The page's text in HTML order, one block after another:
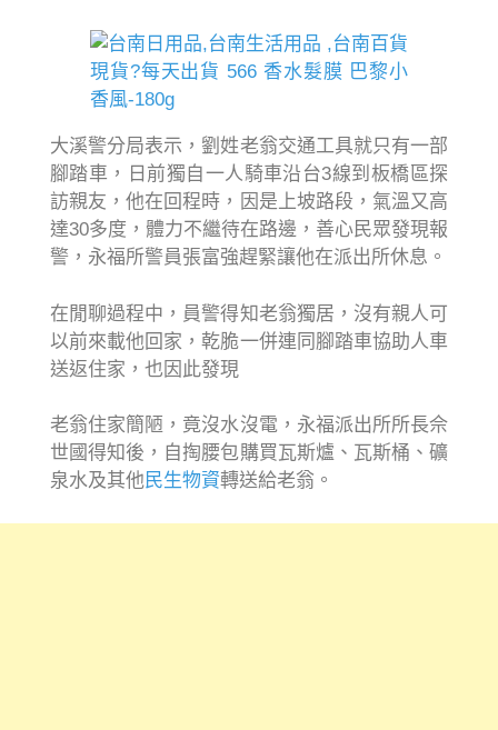
現貨?每天出貨 566 香水髮膜 巴黎小
香風-180g
大溪警分局表示，劉姓老翁交通工具就只有一部
腳踏車，日前獨自一人騎車沿台3線到板橋區探
訪親友，他在回程時，因是上坡路段，氣溫又高
達30多度，體力不繼待在路邊，善心民眾發現報
警，永福所警員張富強趕緊讓他在派出所休息。
在閒聊過程中，員警得知老翁獨居，沒有親人可
以前來載他回家，乾脆一併連同腳踏車協助人車
送返住家，也因此發現
老翁住家簡陋，竟沒水沒電，永福派出所所長佘
世國得知後，自掏腰包購買瓦斯爐、瓦斯桶、礦
泉水及其他民生物資轉送給老翁。